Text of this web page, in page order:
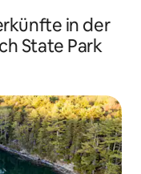
in der
State Park